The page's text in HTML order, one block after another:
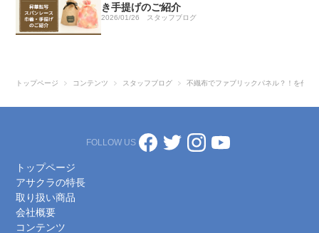
き手提げのご紹介
2026/01/26 スタッフブログ
トップページ コンテンツ スタッフブログ 不織布でファブリックパネル？！を作っ
FOLLOW US
トップページ
アサクラの特長
取り扱い商品
会社概要
コンテンツ